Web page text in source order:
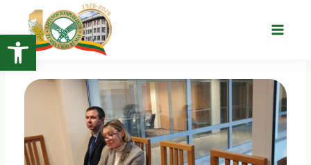
Open toolbar
turinio
Main